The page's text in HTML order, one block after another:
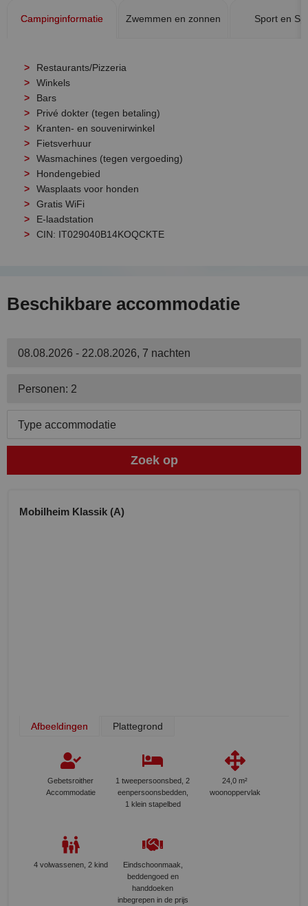
Campinginformatie Zwemmen en zonnen Sport en
Restaurants/Pizzeria
Winkels
Bars
Privé dokter (tegen betaling)
Kranten- en souvenirwinkel
Fietsverhuur
Wasmachines (tegen vergoeding)
Hondengebied
Wasplaats voor honden
Gratis WiFi
E-laadstation
CIN: IT029040B14KOQCKTE
Beschikbare accommodatie
08.08.2026 - 22.08.2026, 7 nachten
Personen: 2
Type accommodatie
Zoek op
Mobilheim Klassik (A)
Afbeeldingen Plattegrond
Gebetsroither
Accommodatie
1 tweepersoonsbed, 2
eenpersoonsbedden,
1 klein stapelbed
24,0 m²
woonoppervlak
4 volwassenen, 2 kind
Eindschoonmaak,
beddengoed en
handdoeken
inbegrepen in de prijs